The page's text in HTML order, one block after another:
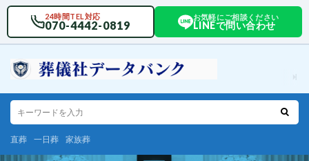
24時間TEL対応
070-4442-0819
お気軽にご相談ください
LINEで問い合わせ
直葬 一日葬 家族葬